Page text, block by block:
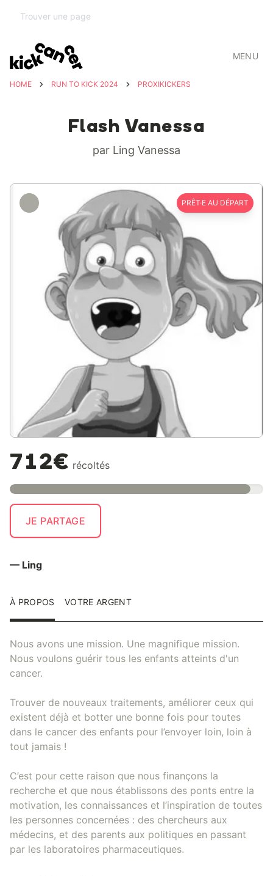
MENU
HOME RUN TO KICK 2024 PROXIKICKERS
Flash Vanessa
par Ling Vanessa
PRÊT·E AU DÉPART
712€ récoltés
JE PARTAGE
— Ling
À PROPOS VOTRE ARGENT
Nous avons une mission. Une magnifique mission.
Nous voulons guérir tous les enfants atteints d'un
cancer.
Trouver de nouveaux traitements, améliorer ceux qui
existent déjà et botter une bonne fois pour toutes
dans le cancer des enfants pour l’envoyer loin, loin à
tout jamais !
C’est pour cette raison que nous finançons la
recherche et que nous établissons des ponts entre la
motivation, les connaissances et l’inspiration de toutes
les personnes concernées : des chercheurs aux
médecins, et des parents aux politiques en passant
par les laboratoires pharmaceutiques.